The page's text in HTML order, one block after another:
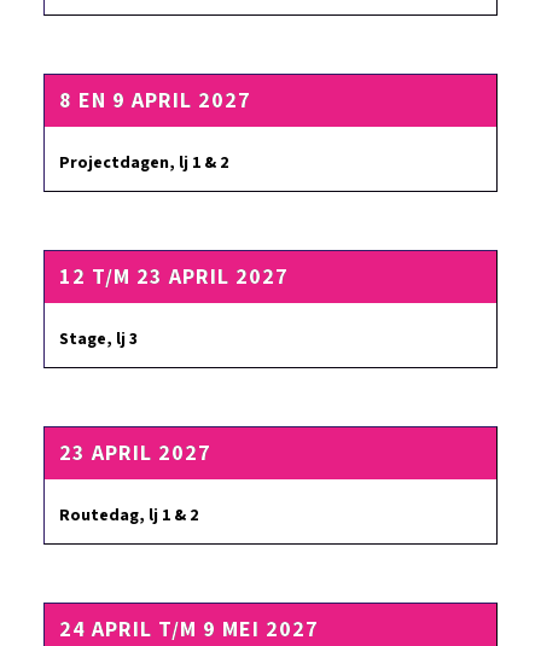
8 EN 9 APRIL 2027
Projectdagen, lj 1 & 2
12 T/M 23 APRIL 2027
Stage, lj 3
23 APRIL 2027
Routedag, lj 1 & 2
24 APRIL T/M 9 MEI 2027